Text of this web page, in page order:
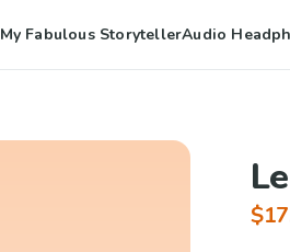
My Fabulous StorytellerAudio